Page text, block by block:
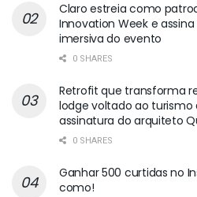
Claro estreia como
Innovation Week e
imersiva do evento
0 SHARES
Retrofit que transforma
lodge voltado ao turismo
assinatura do arquiteto
0 SHARES
Ganhar 500 curtidas no
como!